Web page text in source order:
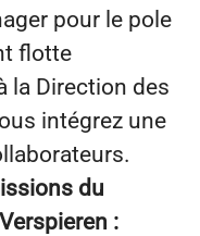
pour le pole
flotte
la Direction des
intégrez une
du
: